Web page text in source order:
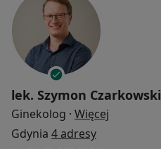
lek. Szymon Czarkowski
Ginekolog · Więcej
Gdynia 4 adresy